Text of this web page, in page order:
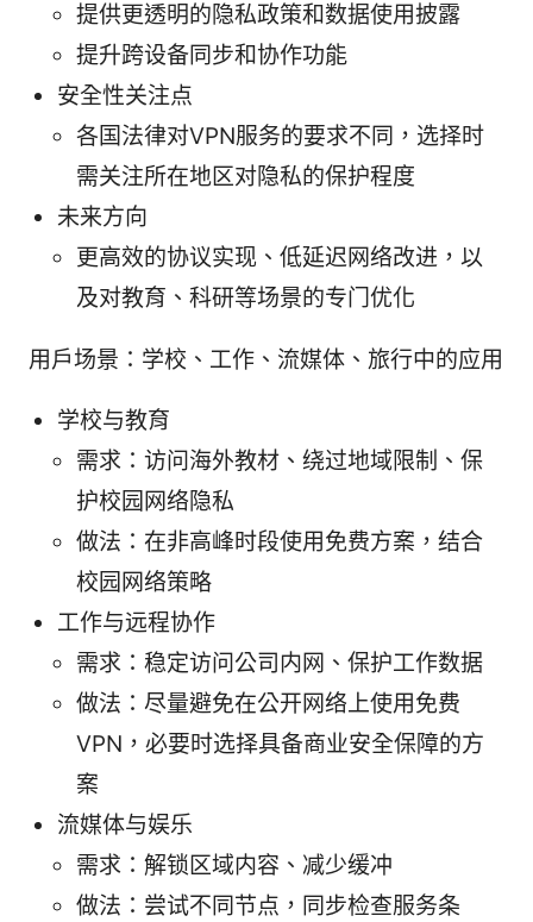
提供更透明的隐私政策和数据使用披露
提升跨设备同步和协作功能
安全性关注点
各国法律对VPN服务的要求不同，选择时
需关注所在地区对隐私的保护程度
未来方向
更高效的协议实现、低延迟网络改进，以
及对教育、科研等场景的专门优化
用户场景：学校、工作、流媒体、旅行中的应用
学校与教育
需求：访问海外教材、绕过地域限制、保
护校园网络隐私
做法：在非高峰时段使用免费方案，结合
校园网络策略
工作与远程协作
需求：稳定访问公司内网、保护工作数据
做法：尽量避免在公开网络上使用免费
VPN，必要时选择具备商业安全保障的方
案
流媒体与娱乐
需求：解锁区域内容、减少缓冲
做法：尝试不同节点，同步检查服务条